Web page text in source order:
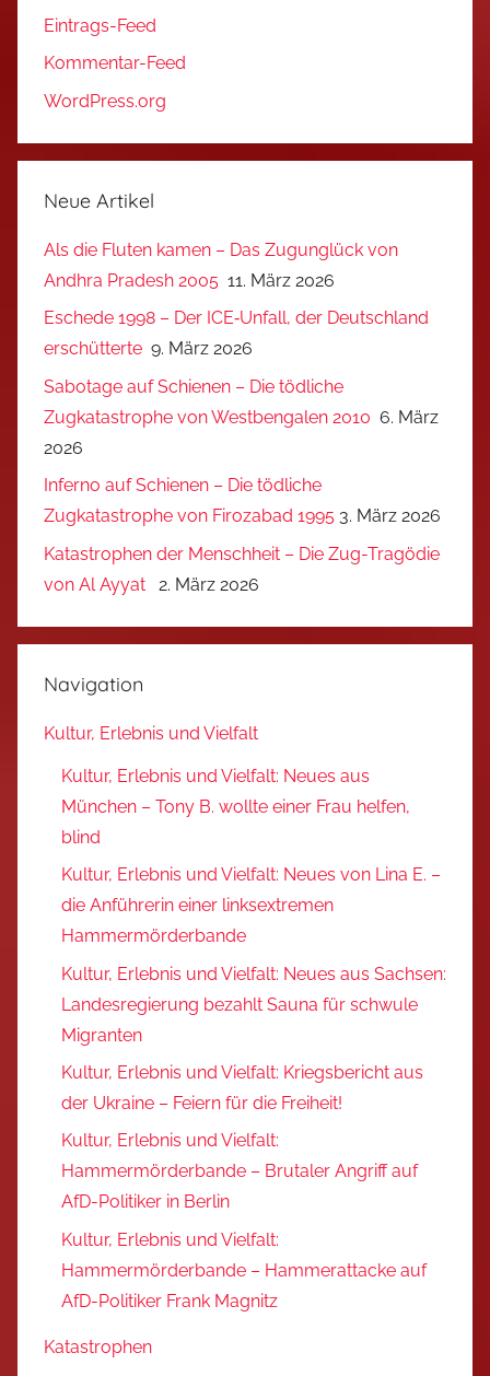
Eintrags-Feed
Kommentar-Feed
WordPress.org
Neue Artikel
Als die Fluten kamen – Das Zugunglück von
Andhra Pradesh 2005 11. März 2026
Eschede 1998 – Der ICE‑Unfall, der Deutschland
erschütterte 9. März 2026
Sabotage auf Schienen – Die tödliche
Zugkatastrophe von Westbengalen 2010 6. März
2026
Inferno auf Schienen – Die tödliche
Zugkatastrophe von Firozabad 1995 3. März 2026
Katastrophen der Menschheit – Die Zug-Tragödie
von Al Ayyat
2. März 2026
Navigation
Kultur, Erlebnis und Vielfalt
Kultur, Erlebnis und Vielfalt: Neues aus
München – Tony B. wollte einer Frau helfen,
blind
Kultur, Erlebnis und Vielfalt: Neues von Lina E. –
die Anführerin einer linksextremen
Hammermörderbande
Kultur, Erlebnis und Vielfalt: Neues aus Sachsen:
Landesregierung bezahlt Sauna für schwule
Migranten
Kultur, Erlebnis und Vielfalt: Kriegsbericht aus
der Ukraine – Feiern für die Freiheit!
Kultur, Erlebnis und Vielfalt:
Hammermörderbande – Brutaler Angriff auf
AfD-Politiker in Berlin
Kultur, Erlebnis und Vielfalt:
Hammermörderbande – Hammerattacke auf
AfD-Politiker Frank Magnitz
Katastrophen